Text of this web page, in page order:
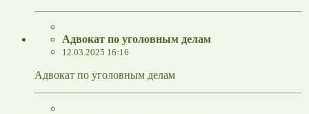
Адвокат по уголовным делам
12.03.2025 16:16
Адвокат по уголовным делам